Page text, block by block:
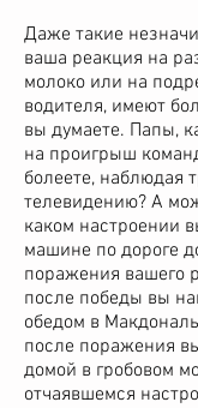
Даже такие
ваша реакция на
молоко или на
водителя, имеют
вы думаете. Папы,
на проигрыш
болеете, наблюдая
телевидению? А
каком настроении
машине по дороге
поражения вашего
после победы вы
обедом в
после поражения
домой в гробовом
отчаявшемся